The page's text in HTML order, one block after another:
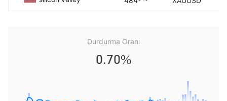
Durdurma Oranı
0.70%